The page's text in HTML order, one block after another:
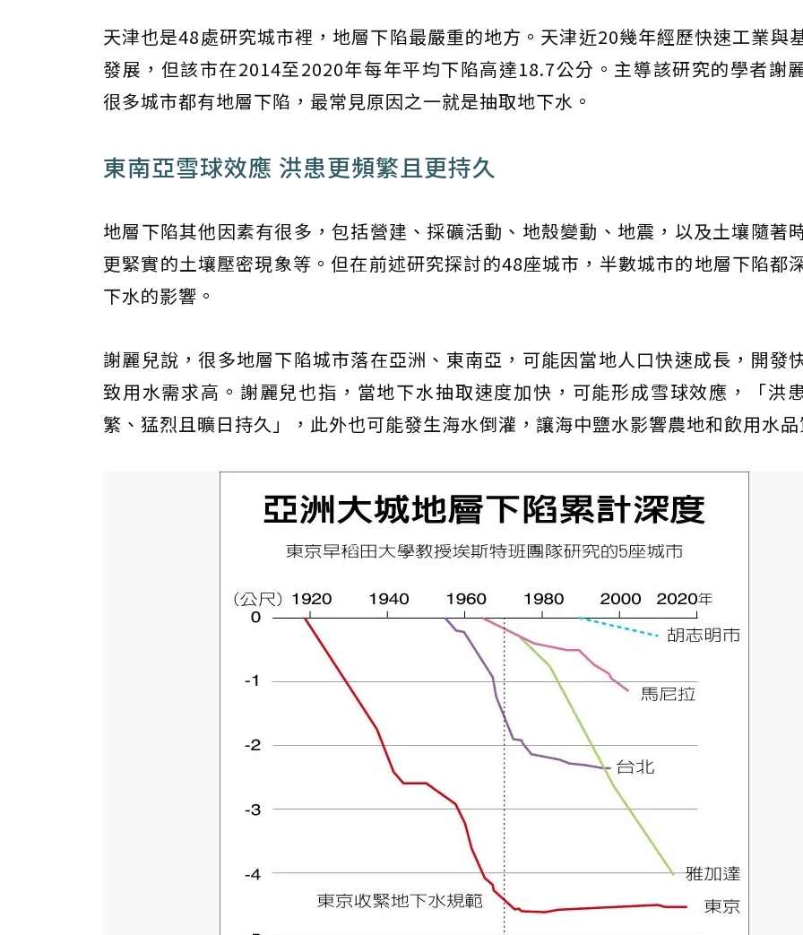
天津也是48處研究城市裡，地層下陷最嚴重的地方。天津近20幾年經歷快速工業與
發展，但該市在2014至2020年每年平均下陷高達18.7公分。主導該研究的學者謝
很多城市都有地層下陷，最常見原因之一就是抽取地下水。
東南亞雪球效應 洪患更頻繁且更持久
地層下陷其他因素有很多，包括營建、採礦活動、地殼變動、地震，以及土壤隨著
更緊實的土壤壓密現象等。但在前述研究探討的48座城市，半數城市的地層下陷都
下水的影響。
謝麗兒說，很多地層下陷城市落在亞洲、東南亞，可能因當地人口快速成長，開發
致用水需求高。謝麗兒也指，當地下水抽取速度加快，可能形成雪球效應，「洪
繁、猛烈且曠日持久」，此外也可能發生海水倒灌，讓海中鹽水影響農地和飲用水品